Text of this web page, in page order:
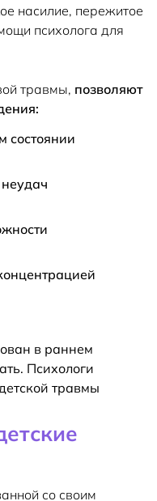
насилие, пережитое
психолога для
травмы, позволяют
состоянии
в раннем
Психологи
травмы
со своим